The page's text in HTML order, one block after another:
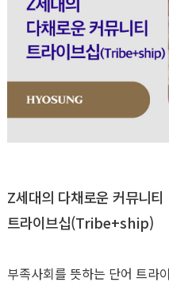
Z세대의 다채로운 커뮤니티
트라이브십(Tribe+ship)
부족사회를 뜻하는 단어 트라